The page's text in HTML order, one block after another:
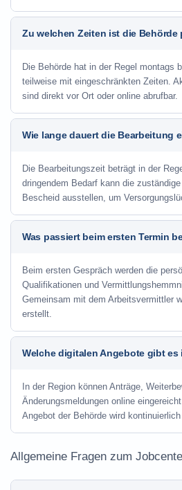
Zu welchen Zeiten ist die
Die Behörde hat in der Regel montags
teilweise mit eingeschränkten Zeiten.
sind direkt vor Ort oder online abrufbar.
Wie lange dauert die Bearbeitung
Die Bearbeitungszeit beträgt in der
dringendem Bedarf kann die
Bescheid ausstellen, um
Was passiert beim ersten Termin
Beim ersten Gespräch werden die
Qualifikationen und
Gemeinsam mit dem Arbeitsvermittler
erstellt.
Welche digitalen Angebote gibt es
In der Region können Anträge,
Änderungsmeldungen online
Angebot der Behörde wird
Allgemeine Fragen zum